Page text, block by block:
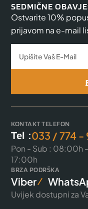
SEDMIČNE
Ostvarite 10%
prijavom na e-mail
KONTAKT TELEFON
Tel :033 / 774 -
Pon - Sub : 08:00h -
17:00h
BRZA PODRŠKA
Viber
Uvijek dostupni za